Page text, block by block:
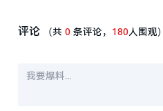
评论 （共0 条评论， 180人围观）